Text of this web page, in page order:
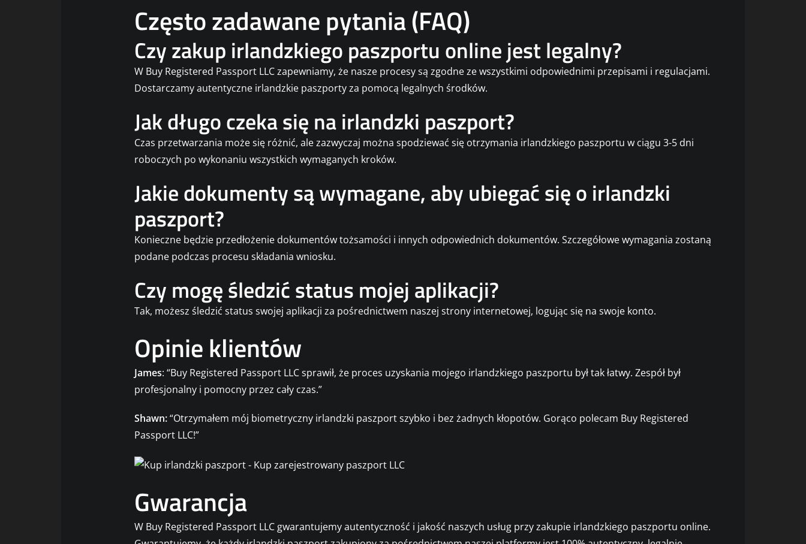
Często zadawane pytania (FAQ)
Czy zakup irlandzkiego paszportu online jest legalny?
W Buy Registered Passport LLC zapewniamy, że nasze procesy są zgodne ze wszystkimi odpowiednimi przepisami i regulacjami.
Dostarczamy autentyczne irlandzkie paszporty za pomocą legalnych środków.
Jak długo czeka się na irlandzki paszport?
Czas przetwarzania może się różnić, ale zazwyczaj można spodziewać się otrzymania irlandzkiego paszportu w ciągu 3-5 dni
roboczych po wykonaniu wszystkich wymaganych kroków.
Jakie dokumenty są wymagane, aby ubiegać się o irlandzki
paszport?
Konieczne będzie przedłożenie dokumentów tożsamości i innych odpowiednich dokumentów. Szczegółowe wymagania zostaną
podane podczas procesu składania wniosku.
Czy mogę śledzić status mojej aplikacji?
Tak, możesz śledzić status swojej aplikacji za pośrednictwem naszej strony internetowej, logując się na swoje konto.
Opinie klientów
James: “Buy Registered Passport LLC sprawił, że proces uzyskania mojego irlandzkiego paszportu był tak łatwy. Zespół był
profesjonalny i pomocny przez cały czas.”
Shawn:“Otrzymałem mój biometryczny irlandzki paszport szybko i bez żadnych kłopotów. Gorąco polecam Buy Registered
Passport LLC!”
Gwarancja
W Buy Registered Passport LLC gwarantujemy autentyczność i jakość naszych usług przy zakupie irlandzkiego paszportu online.